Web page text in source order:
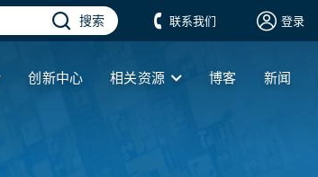
搜索 联系我们 登录
创新中心 相关资源 博客 新闻